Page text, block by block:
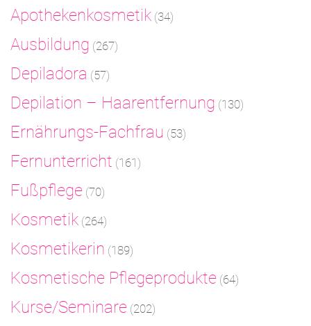
Apothekenkosmetik (34)
Ausbildung (267)
Depiladora (57)
Depilation – Haarentfernung (130)
Ernährungs-Fachfrau (53)
Fernunterricht (161)
Fußpflege (70)
Kosmetik (264)
Kosmetikerin (189)
Kosmetische Pflegeprodukte (64)
Kurse/Seminare (202)